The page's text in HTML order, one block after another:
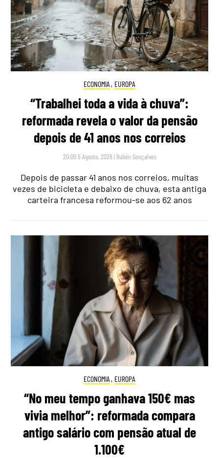
ECONOMIA , EUROPA
“Trabalhei toda a vida à chuva”:
reformada revela o valor da pensão
depois de 41 anos nos correios
20:00 5 Agosto, 2026 | Rubén Gonçalves
Depois de passar 41 anos nos correios, muitas
vezes de bicicleta e debaixo de chuva, esta antiga
carteira francesa reformou-se aos 62 anos
ECONOMIA , EUROPA
“No meu tempo ganhava 150€ mas
vivia melhor”: reformada compara
antigo salário com pensão atual de
1.100€